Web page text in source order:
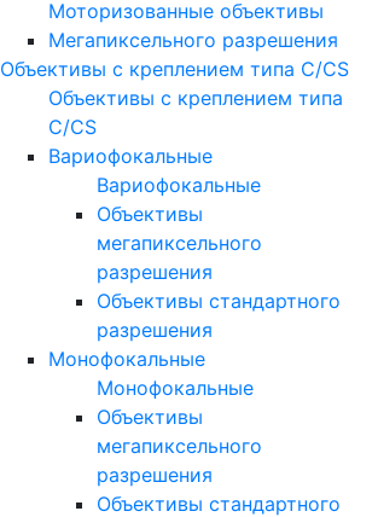
Моторизованные объективы
Мегапиксельного разрешения
Объективы с креплением типа C/CS
Объективы с креплением типа
C/CS
Вариофокальные
Вариофокальные
Объективы
мегапиксельного
разрешения
Объективы стандартного
разрешения
Монофокальные
Монофокальные
Объективы
мегапиксельного
разрешения
Объективы стандартного